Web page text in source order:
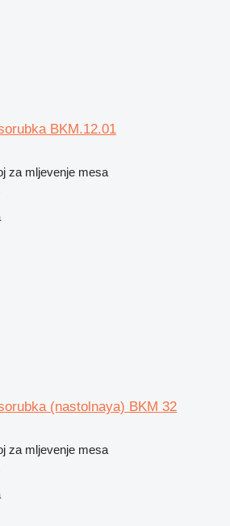
BKM.12.01
za mljevenje mesa
(nastolnaya) BKM 32
za mljevenje mesa